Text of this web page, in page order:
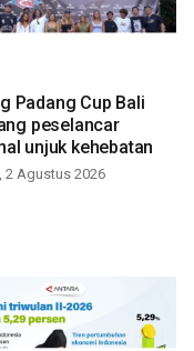
Padang Cup Bali
peselancar
unjuk kehebatan
2 Agustus 2026